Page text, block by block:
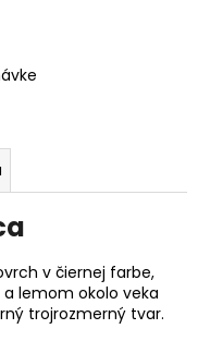
v čiernej farbe,
lemom okolo veka
trojrozmerný tvar.